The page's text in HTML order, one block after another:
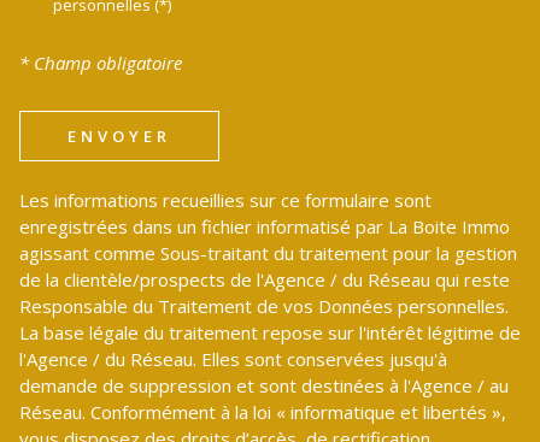
* Champ obligatoire
ENVOYER
Les informations recueillies sur ce formulaire sont
enregistrées dans un fichier informatisé par La Boite Immo
agissant comme Sous-traitant du traitement pour la gestion
de la clientèle/prospects de l'Agence / du Réseau qui reste
Responsable du Traitement de vos Données personnelles.
La base légale du traitement repose sur l'intérêt légitime de
l'Agence / du Réseau. Elles sont conservées jusqu'à
demande de suppression et sont destinées à l'Agence / au
Réseau. Conformément à la loi « informatique et libertés »,